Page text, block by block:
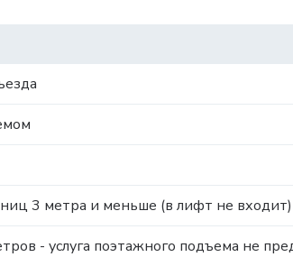
3 метра и меньше (в лифт не входит)
- услуга поэтажного подъема не